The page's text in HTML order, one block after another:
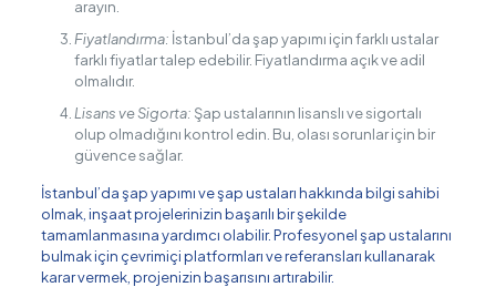
arayın.
Fiyatlandırma: İstanbul’da şap yapımı için farklı ustalar
farklı fiyatlar talep edebilir. Fiyatlandırma açık ve adil
olmalıdır.
Lisans ve Sigorta: Şap ustalarının lisanslı ve sigortalı
olup olmadığını kontrol edin. Bu, olası sorunlar için bir
güvence sağlar.
İstanbul’da şap yapımı ve şap ustaları hakkında bilgi sahibi
olmak, inşaat projelerinizin başarılı bir şekilde
tamamlanmasına yardımcı olabilir. Profesyonel şap ustalarını
bulmak için çevrimiçi platformları ve referansları kullanarak
karar vermek, projenizin başarısını artırabilir.